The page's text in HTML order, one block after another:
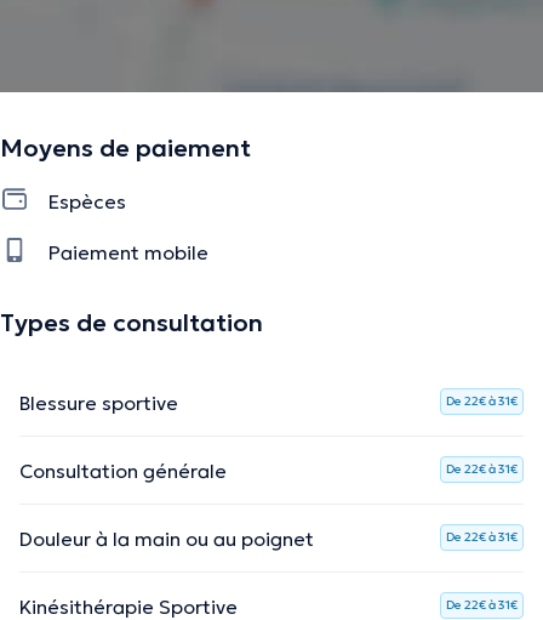
Moyens de paiement
Espèces
Paiement mobile
Types de consultation
Blessure sportive De 22€ à 31€
Consultation générale De 22€ à 31€
Douleur à la main ou au poignet De 22€ à 31€
Kinésithérapie Sportive De 22€ à 31€